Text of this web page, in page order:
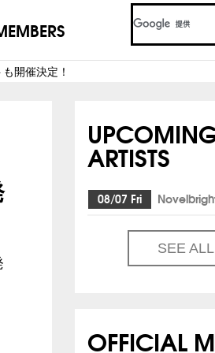
開催決定！
ARTISTS
08/07 Fri
SEE ALL
OFFICIAL